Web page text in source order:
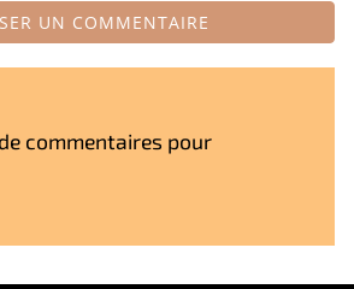
UN COMMENTAIRE
commentaires pour